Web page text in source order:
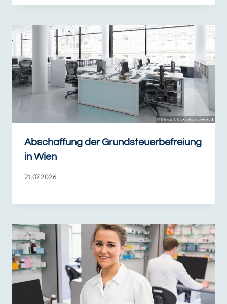
Abschaffung der Grundsteuerbefreiung
in Wien
21.07.2026